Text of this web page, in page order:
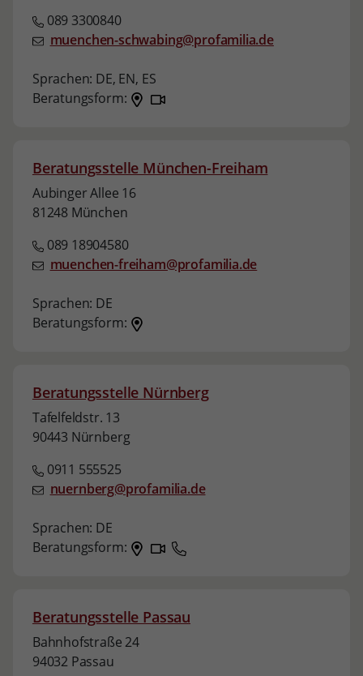
089 3300840
muenchen-schwabing@profamilia.de
Sprachen: DE, EN, ES
Beratungsform:
Beratungsstelle München-Freiham
Aubinger Allee 16
81248 München
089 18904580
muenchen-freiham@profamilia.de
Sprachen: DE
Beratungsform:
Beratungsstelle Nürnberg
Tafelfeldstr. 13
90443 Nürnberg
0911 555525
nuernberg@profamilia.de
Sprachen: DE
Beratungsform:
Beratungsstelle Passau
Bahnhofstraße 24
94032 Passau